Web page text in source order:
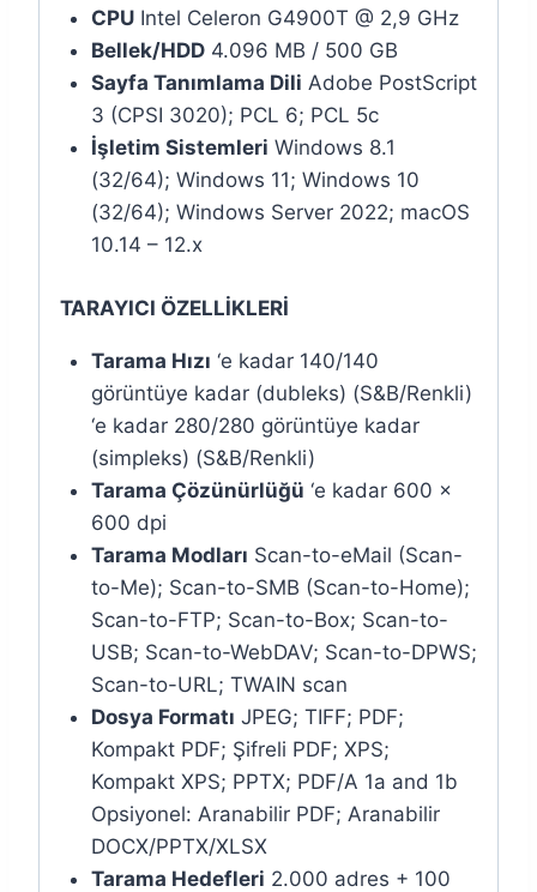
CPUIntel Celeron G4900T @ 2,9 GHz
Bellek/HDD4.096 MB / 500 GB
Sayfa Tanımlama Dili Adobe PostScript
3 (CPSI 3020); PCL 6; PCL 5c
İşletim Sistemleri Windows 8.1
(32/64); Windows 11; Windows 10
(32/64); Windows Server 2022; macOS
10.14 – 12.x
TARAYICI ÖZELLİKLERİ
Tarama Hızı ‘e kadar 140/140
görüntüye kadar (dubleks) (S&B/Renkli)
‘e kadar 280/280 görüntüye kadar
(simpleks) (S&B/Renkli)
Tarama Çözünürlüğü ‘e kadar 600 x
600 dpi
Tarama Modları Scan-to-eMail (Scan-
to-Me); Scan-to-SMB (Scan-to-Home);
Scan-to-FTP; Scan-to-Box; Scan-to-
USB; Scan-to-WebDAV; Scan-to-DPWS;
Scan-to-URL; TWAIN scan
Dosya Formatı JPEG; TIFF; PDF;
Kompakt PDF; Şifreli PDF; XPS;
Kompakt XPS; PPTX; PDF/A 1a and 1b
Opsiyonel: Aranabilir PDF; Aranabilir
DOCX/PPTX/XLSX
Tarama Hedefleri 2.000 adres + 100